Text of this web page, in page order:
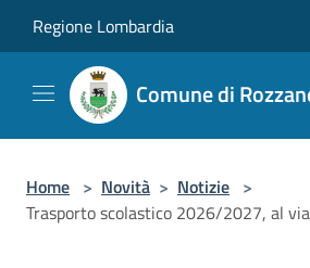
Regione Lombardia
Comune di
Home > Novità > Notizie >
Trasporto scolastico 2026/2027, al